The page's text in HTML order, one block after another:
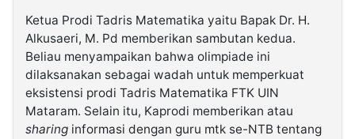
Ketua Prodi Tadris Matematika yaitu Bapak Dr. H.
Alkusaeri, M. Pd memberikan sambutan kedua.
Beliau menyampaikan bahwa olimpiade ini
dilaksanakan sebagai wadah untuk memperkuat
eksistensi prodi Tadris Matematika FTK UIN
Mataram. Selain itu, Kaprodi memberikan atau
sharing informasi dengan guru mtk se-NTB tentang